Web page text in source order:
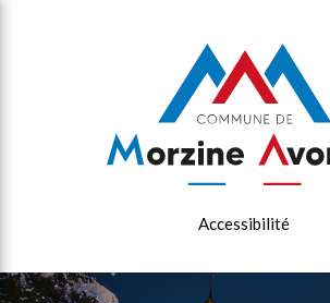
Accessibilité